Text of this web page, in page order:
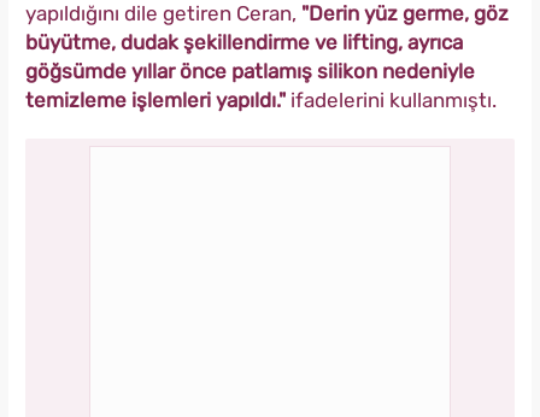
yapıldığını dile getiren Ceran, "Derin yüz germe, göz
büyütme, dudak şekillendirme ve lifting, ayrıca
göğsümde yıllar önce patlamış silikon nedeniyle
temizleme işlemleri yapıldı." ifadelerini kullanmıştı.